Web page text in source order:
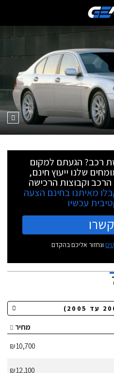
רכב? הגעתם למקום
שלנו ייעוץ חינם,
וקבוצות הרכישה
מאיתנו בחינם הצעה
עכשיו
ונחזור אליכם בהקדם
מחיר
10,700 ₪
12,100 ₪